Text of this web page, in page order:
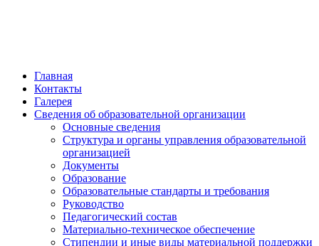
Главная
Контакты
Галерея
Сведения об образовательной организации
Основные сведения
Структура и органы управления образовательной
организацией
Документы
Образование
Образовательные стандарты и требования
Руководство
Педагогический состав
Материально-техническое обеспечение
Стипендии и иные виды материальной поддержки